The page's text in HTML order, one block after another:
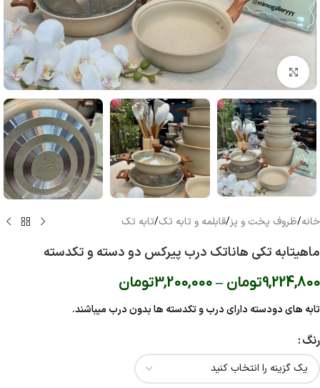
بزرگنمایی تصویر
خانه/ظروف پخت و پز/قابلمه و تابه تک/تابه تک
ماهیتابه تکی هاناتک درب پیرکس دو دسته و تکدسته
9,224,800تومان –
3,200,000تومان
تابه های دودسته دارای درب و تکدسته ها بدون درب میباشند.
رنگ